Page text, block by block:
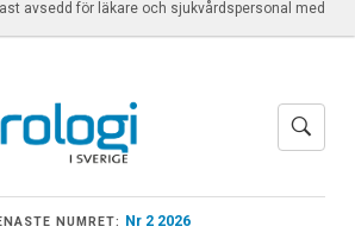
avsedd för läkare och sjukvårdspersonal med
NUMRET: Nr 2 2026